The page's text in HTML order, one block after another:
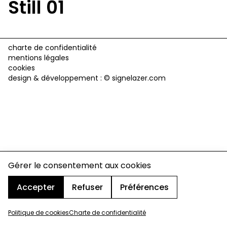
Gérer le consentement aux cookies
Accepter
Refuser Préférences
Politique de cookiesCharte de confidentialité
Still 01
charte de confidentialité
mentions légales
cookies
design & développement : © signelazer.com